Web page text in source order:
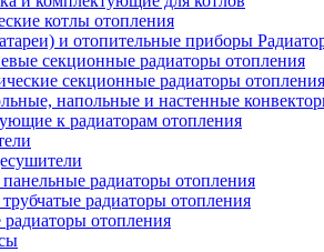
котлы отопления
секционные радиаторы отопления
секционные радиаторы отопления
напольные и настенные
к радиаторам отопления
радиаторы отопления
радиаторы отопления
отопления